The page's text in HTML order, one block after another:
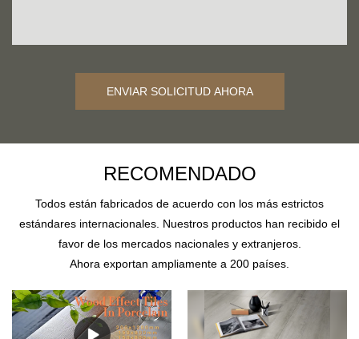
ENVIAR SOLICITUD AHORA
RECOMENDADO
Todos están fabricados de acuerdo con los más estrictos
estándares internacionales. Nuestros productos han recibido el
favor de los mercados nacionales y extranjeros.
Ahora exportan ampliamente a 200 países.